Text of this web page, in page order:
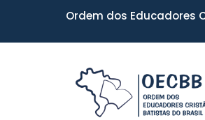
Ordem dos Educadores